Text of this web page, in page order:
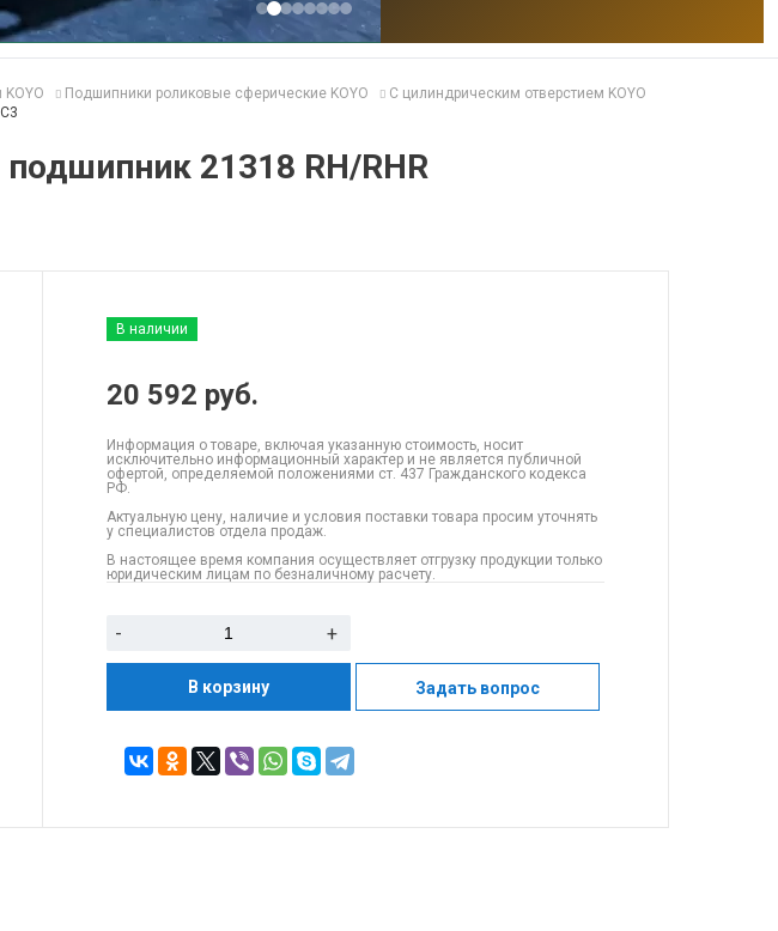
Подшипники роликовые сферические KOYO
С цилиндрическим отверстием KOYO
21318 RH/RHR
В наличии
20 592 руб.
Информация о товаре, включая указанную стоимость, носит
исключительно информационный характер и не является публичной
офертой, определяемой положениями ст. 437 Гражданского кодекса
РФ.
Актуальную цену, наличие и условия поставки товара просим уточнять
у специалистов отдела продаж.
В настоящее время компания осуществляет отгрузку продукции только
юридическим лицам по безналичному расчету.
- +
В корзину Задать вопрос